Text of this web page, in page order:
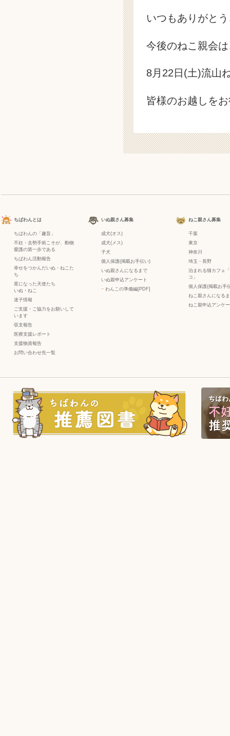
いつもありがと
今後のねこ親会
8月22日(土)流山
皆様のお越しを
ちばわんとは
ちばわんの「趣旨」
不妊・去勢手術こそが、動物
愛護の第一歩である
ちばわん活動報告
幸せをつかんだいぬ・ねこた
ち
星になった天使たち
いぬ ・ ねこ
迷子情報
ご支援・ご協力をお願いして
います
収支報告
医療支援レポート
支援物資報告
お問い合わせ先一覧
いぬ親さん募集
成犬(オス)
成犬(メス)
子犬
個人保護(掲載お手伝い)
いぬ親さんになるまで
いぬ親申込アンケート
− わんこの準備編[PDF]
ねこ親さん募集
千葉
東京
神奈川
埼玉・長野
泊まれる猫カフェ
コ」
個人保護(掲載お手
ねこ親さんになる
ねこ親申込アンケ